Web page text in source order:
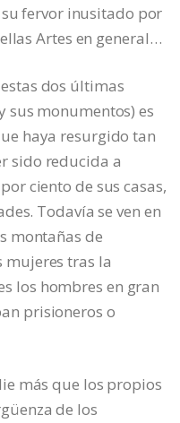
fervor inusitado por
Artes en general…
dos últimas
sus monumentos) es
haya resurgido tan
sido reducida a
ciento de sus casas,
Todavía se ven en
montañas de
mujeres tras la
los hombres en gran
prisioneros o
más que los propios
de los